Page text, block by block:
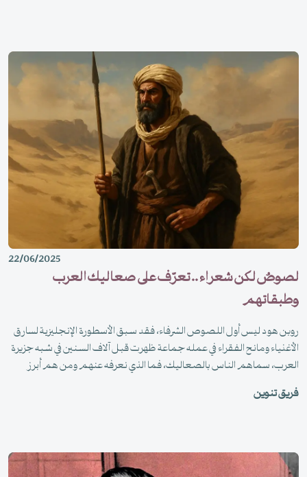
22/06/2025
لصوصٌ لكن شعراء .. تعرّف على صعاليك العرب
وطبقاتهم
روبن هود ليس أول اللصوص الشرفاء، فقد سبق الأسطورة الإنجليزية لسارق
الأغنياء ومانح الفقراء في عمله جماعة ظهرت قبل آلاف السنين في شبه جزيرة
العرب، سماهم الناس بالصعاليك، فما الذي نعرفه عنهم ومن هم أبرز
فريق تنوين